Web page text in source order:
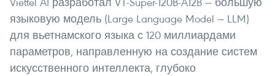
языковую модель (Large Language Model — LLM)
для вьетнамского языка с 120 миллиардами
параметров, направленную на создание систем
искусственного интеллекта, глубоко